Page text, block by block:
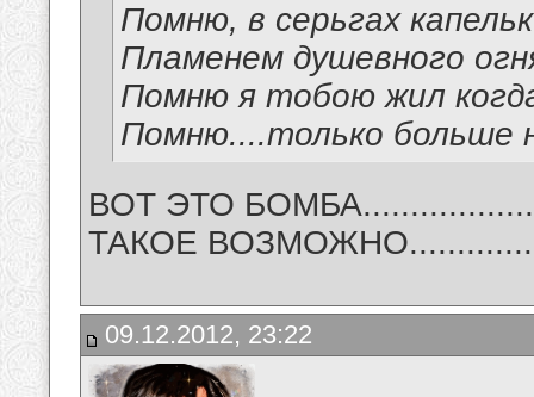
Помню, в серьгах
Пламенем душевного
Помню я тобою жил
Помню....только больше
ВОТ ЭТО
ТАКОЕ
09.12.2012, 23:22